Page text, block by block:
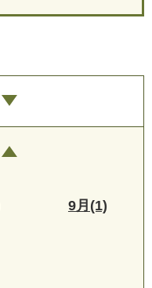
9月(1)